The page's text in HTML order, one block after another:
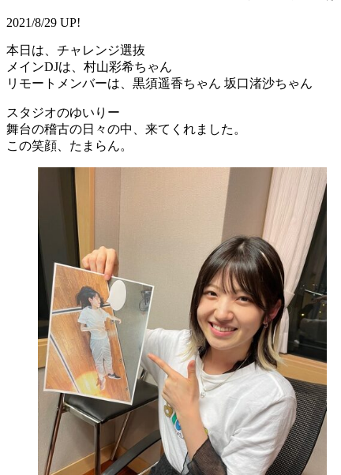
2021/8/29 UP!
本日は、チャレンジ選抜
メインDJは、村山彩希ちゃん
リモートメンバーは、黒須遥香ちゃん 坂口渚沙ちゃん
スタジオのゆいりー
舞台の稽古の日々の中、来てくれました。
この笑顔、たまらん。